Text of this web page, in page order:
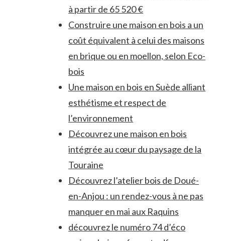
à partir de 65 520 €
Construire une maison en bois a un
coût équivalent à celui des maisons
en brique ou en moellon, selon Eco-
bois
Une maison en bois en Suède alliant
esthétisme et respect de
l’environnement
Découvrez une maison en bois
intégrée au cœur du paysage de la
Touraine
Découvrez l’atelier bois de Doué-
en-Anjou : un rendez-vous à ne pas
manquer en mai aux Raquins
découvrez le numéro 74 d’éco